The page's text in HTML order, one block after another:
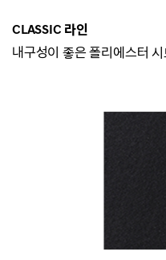
CLASSIC 라인
내구성이 좋은 폴리에스터